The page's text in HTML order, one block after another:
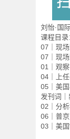
刘怡·国
课程目录
07｜现
07｜现
01｜观
04｜上
05｜美
发刊词
02｜分
06｜普
03｜美国